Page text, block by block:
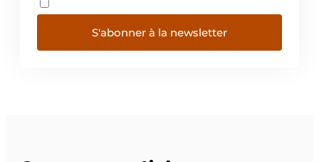
S'abonner à la newsletter